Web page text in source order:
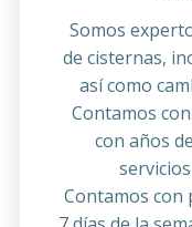
Somos
de cisternas,
así como
Contamos
con años
Contamos con